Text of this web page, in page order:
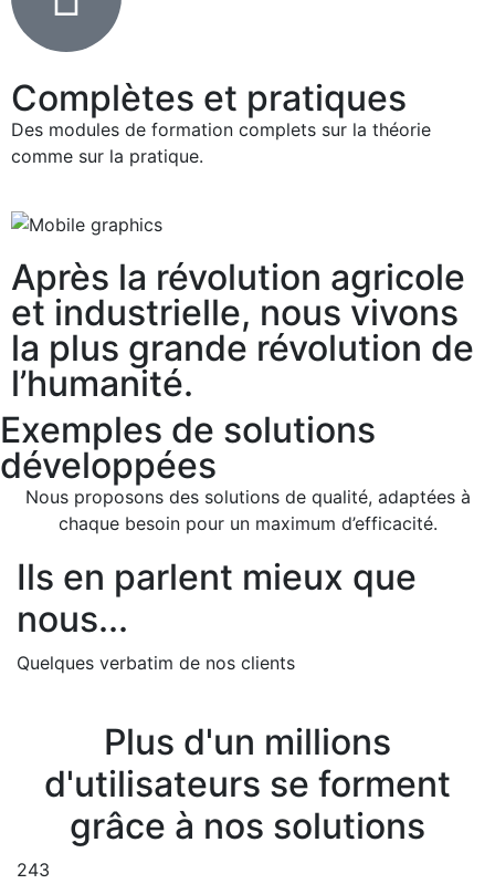
Complètes et pratiques
Des modules de formation complets sur la théorie
comme sur la pratique.
Après la révolution agricole
et industrielle, nous vivons
la plus grande révolution de
l’humanité.
Exemples de solutions
développées
Nous proposons des solutions de qualité, adaptées à
chaque besoin pour un maximum d’efficacité.
Ils en parlent mieux que
nous...
Quelques verbatim de nos clients
Plus d'un millions
d'utilisateurs se forment
grâce à nos solutions
243